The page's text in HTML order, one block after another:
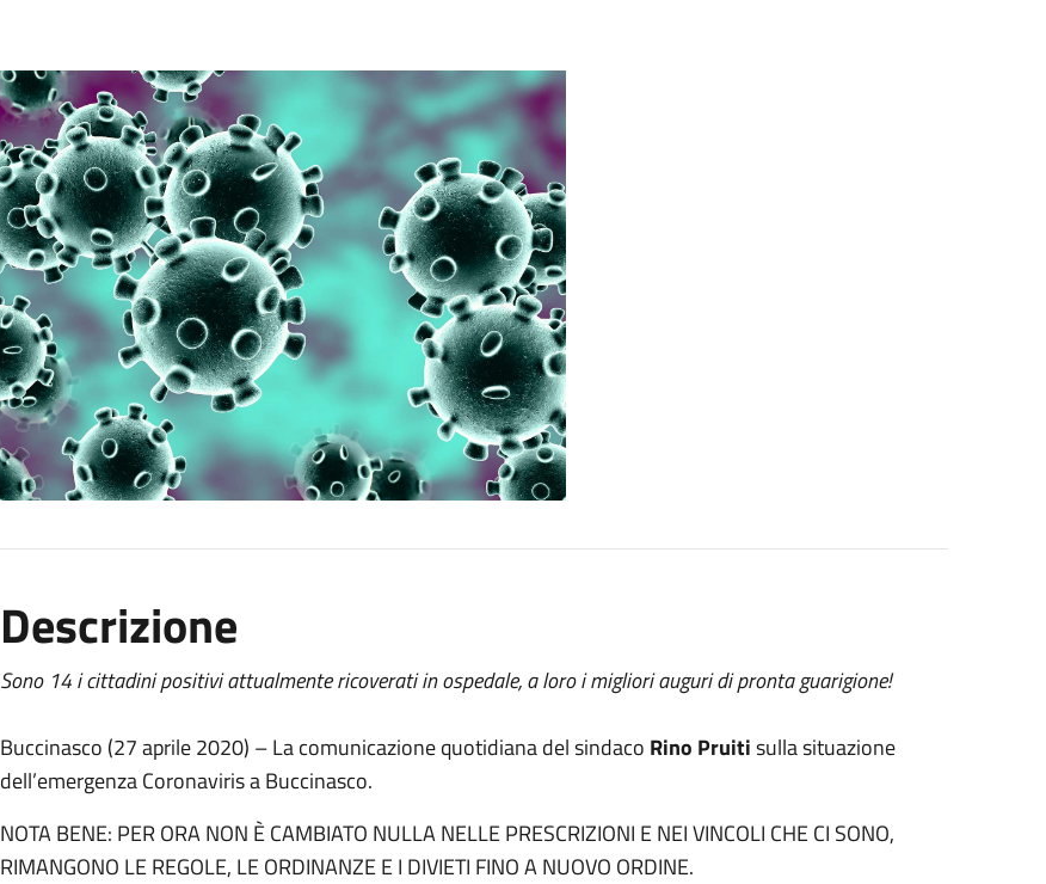
Descrizione
Sono 14 i cittadini positivi attualmente ricoverati in ospedale, a loro i migliori auguri di pronta guarigione!
Buccinasco (27 aprile 2020) – La comunicazione quotidiana del sindaco Rino Pruitisulla situazione
dell’emergenza Coronaviris a Buccinasco.
NOTA BENE: PER ORA NON È CAMBIATO NULLA NELLE PRESCRIZIONI E NEI VINCOLI CHE CI SONO,
RIMANGONO LE REGOLE, LE ORDINANZE E I DIVIETI FINO A NUOVO ORDINE.